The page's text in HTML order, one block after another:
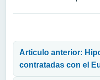
Articulo anterior:
contratadas con el